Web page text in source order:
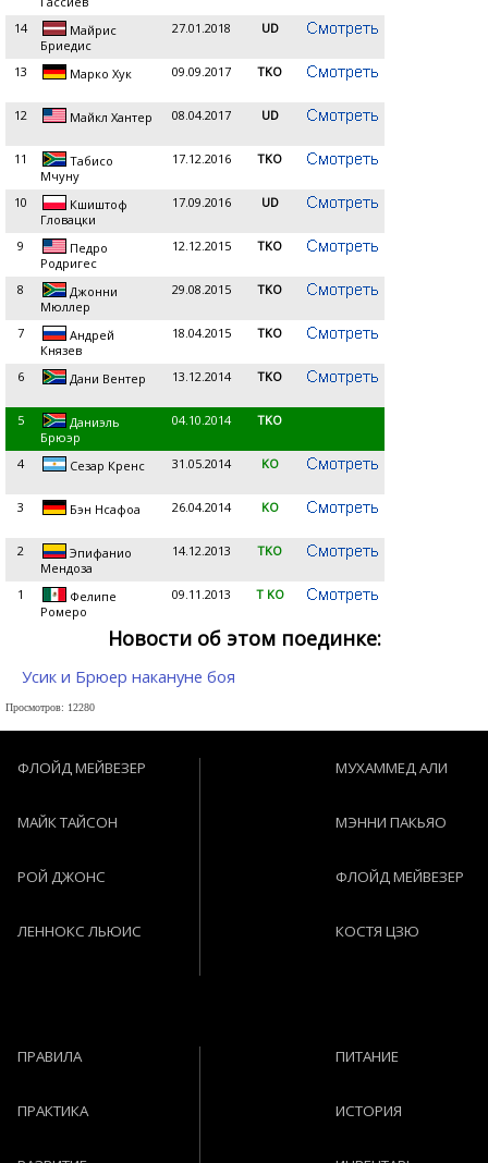
14
Майрис
Бриедис
27.01.2018 UD
13 Марко Хук 09.09.2017 TKO
12 Майкл Хантер 08.04.2017 UD
11
Табисо
Мчуну
17.12.2016 TKO
10
Кшиштоф
Гловацки
17.09.2016 UD
9
Педро
Родригес
12.12.2015 TKO
8
Джонни
Мюллер
29.08.2015 TKO
7
Андрей
Князев
18.04.2015 TKO
6 Дани Вентер 13.12.2014 TKO
5
Даниэль
Брюэр
04.10.2014 TKO
4 Сезар Кренс 31.05.2014 KO
3 Бэн Нсафоа 26.04.2014 KO
2
Эпифанио
Мендоза
14.12.2013 TKO
1
Фелипе
Ромеро
09.11.2013 Т KO
Новости об этом поединке:
Усик и Брюер накануне боя
Просмотров: 12280
ФЛОЙД МЕЙВЕЗЕР
МАЙК ТАЙСОН
РОЙ ДЖОНС
ЛЕННОКС ЛЬЮИС
МУХАММЕД АЛИ
МЭННИ ПАКЬЯО
ФЛОЙД МЕЙВЕЗЕР
КОСТЯ ЦЗЮ
ПРАВИЛА
ПРАКТИКА
ПИТАНИЕ
ИСТОРИЯ